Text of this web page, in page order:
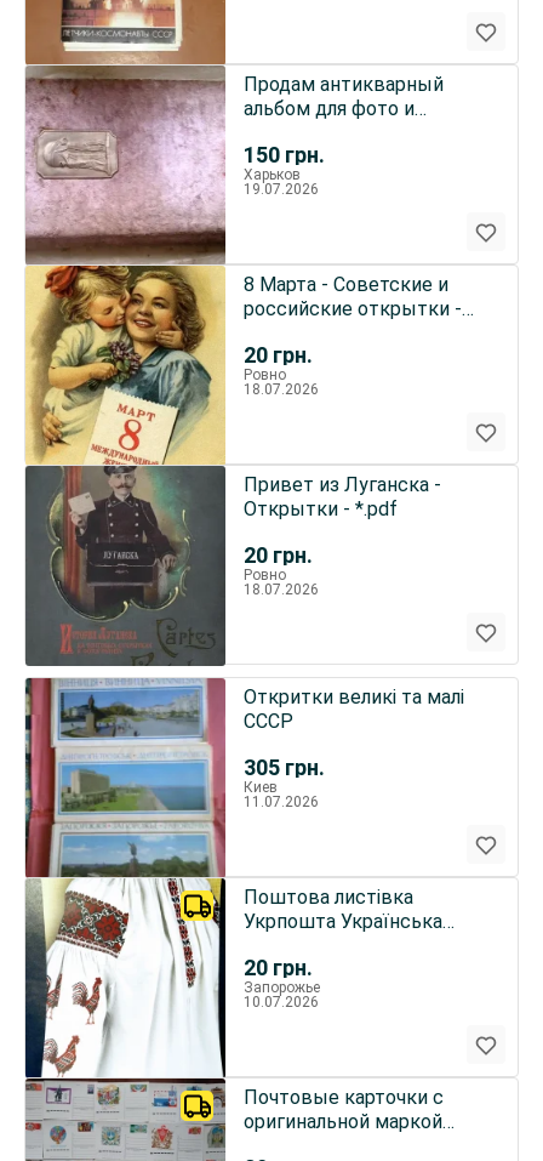
150 грн.
Продам антикварный
альбом для фото и
Харьков
19.07.2026
20 грн.
8 Марта - Советские и
российские открытки -
Ровно
18.07.2026
20 грн.
Привет из Луганска -
Открытки - *.pdf
Ровно
18.07.2026
305 грн.
Откритки великі та малі
СССР
Киев
11.07.2026
20 грн.
Поштова листівка
Укрпошта Українська
Харківська об.
Запорожье
10.07.2026
Почтовые карточки с
оригинальной маркой